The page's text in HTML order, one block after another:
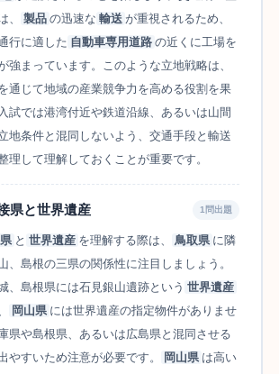
、
製品 の迅速な 輸送 が重視されるため、
行に適した 自動車専用道路 の近くに工場を
強まっています。このような立地戦略は、
通じて地域の産業競争力を高める役割を果
試では港湾付近や鉄道沿線、あるいは山間
地条件と混同しないよう、交通手段と輸送
理して理解しておくことが重要です。
県と世界遺産 1問出題
と 世界遺産 を理解する際は、 鳥取県 に隣
、島根の三県の関係性に注目しましょう。
、島根県には石見銀山遺跡という 世界遺産
岡山県 には世界遺産の指定物件がありませ
県や島根県、あるいは広島県と混同させる
やすいため注意が必要です。
岡山県 は高い